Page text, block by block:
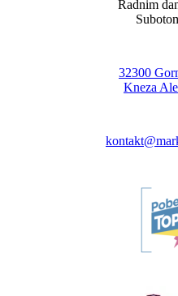
Radnim
32300
Kneza